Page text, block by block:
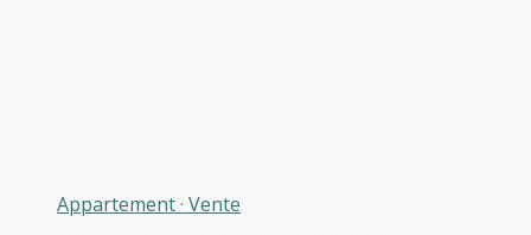
Appartement· Vente